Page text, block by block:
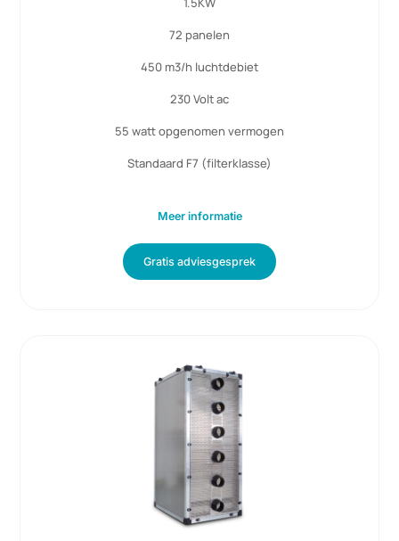
1.5KW Power Unit
450 m3/h luchtdebiet
230 Volt ac
55 watt opgenomen vermogen
Meer informatie
Gratis adviesgesprek